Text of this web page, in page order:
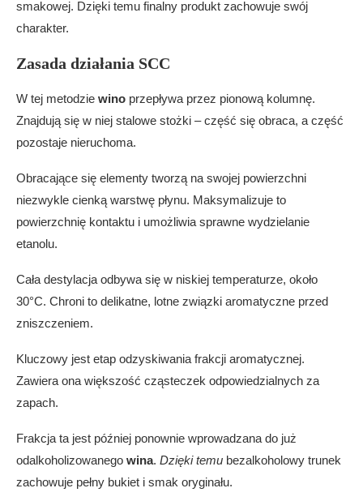
smakowej. Dzięki temu finalny produkt zachowuje swój
charakter.
Zasada działania SCC
W tej metodzie wino przepływa przez pionową kolumnę.
Znajdują się w niej stalowe stożki – część się obraca, a część
pozostaje nieruchoma.
Obracające się elementy tworzą na swojej powierzchni
niezwykle cienką warstwę płynu. Maksymalizuje to
powierzchnię kontaktu i umożliwia sprawne wydzielanie
etanolu.
Cała destylacja odbywa się w niskiej temperaturze, około
30°C. Chroni to delikatne, lotne związki aromatyczne przed
zniszczeniem.
Kluczowy jest etap odzyskiwania frakcji aromatycznej.
Zawiera ona większość cząsteczek odpowiedzialnych za
zapach.
Frakcja ta jest później ponownie wprowadzana do już
odalkoholizowanego wina. Dzięki temu bezalkoholowy trunek
zachowuje pełny bukiet i smak oryginału.